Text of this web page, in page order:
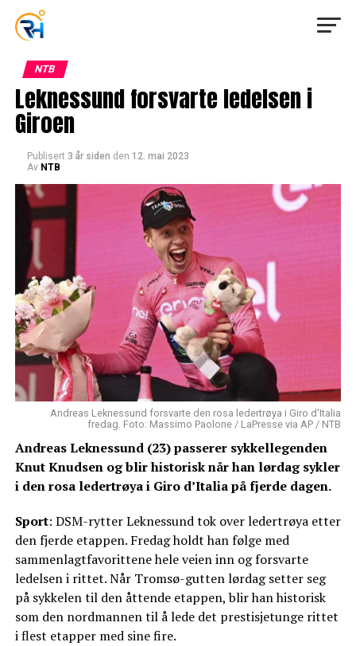
NTB
Leknessund forsvarte ledelsen i
Giroen
Publisert 3 år siden den 12. mai 2023
Av NTB
Andreas Leknessund forsvarte den rosa ledertrøya i Giro d'Italia
fredag. Foto: Massimo Paolone / LaPresse via AP / NTB
Andreas Leknessund (23) passerer sykkellegenden
Knut Knudsen og blir historisk når han lørdag sykler
i den rosa ledertrøya i Giro d’Italia på fjerde dagen.
Sport: DSM-rytter Leknessund tok over ledertrøya etter
den fjerde etappen. Fredag holdt han følge med
sammenlagtfavorittene hele veien inn og forsvarte
ledelsen i rittet. Når Tromsø-gutten lørdag setter seg
på sykkelen til den åttende etappen, blir han historisk
som den nordmannen til å lede det prestisjetunge rittet
i flest etapper med sine fire.